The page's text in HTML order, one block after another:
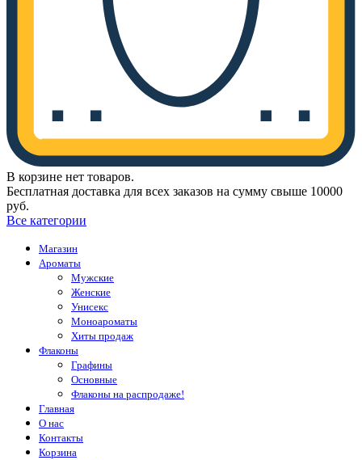
В корзине нет товаров.
Бесплатная доставка для всех заказов на сумму свыше 10000
руб.
Все категории
Магазин
Ароматы
Мужские
Женские
Унисекс
Моноароматы
Хиты продаж
Флаконы
Графины
Основные
Флаконы на распродаже!
Главная
О нас
Контакты
Корзина